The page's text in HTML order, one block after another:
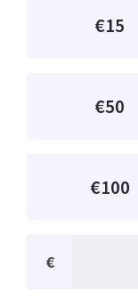
€15
€50
€100
€